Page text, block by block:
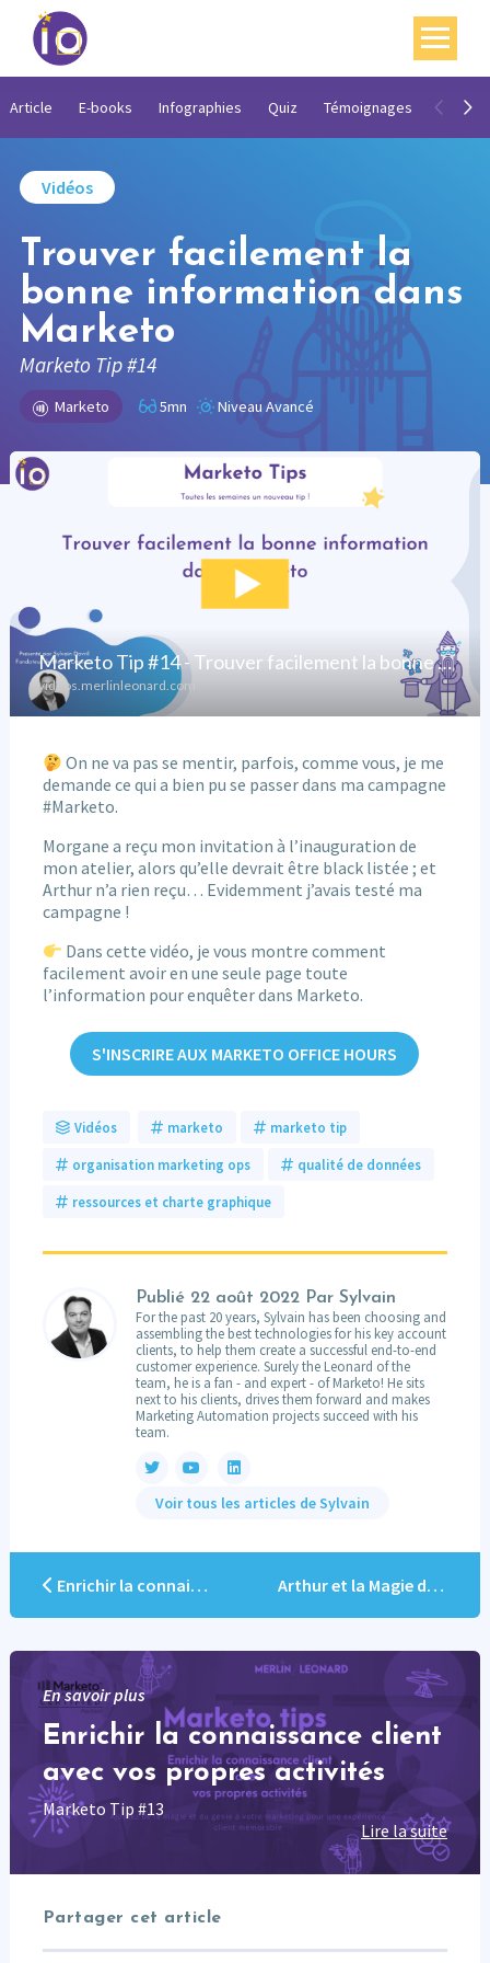
Vos enjeux
Académie
Ressources
Agenda
Contact
Mon compte
English
Article E-books Infographies Quiz Témoignages Vidéos
Vidéos
Trouver facilement la
bonne information dans
Marketo
Marketo Tip #14
Marketo 5mn Niveau Avancé
On ne va pas se mentir, parfois, comme vous, je me
demande ce qui a bien pu se passer dans ma campagne
#Marketo.
Morgane a reçu mon invitation à l’inauguration de
mon atelier, alors qu’elle devrait être black listée ; et
Arthur n’a rien reçu… Evidemment j’avais testé ma
campagne !
Dans cette vidéo, je vous montre comment
facilement avoir en une seule page toute
l’information pour enquêter dans Marketo.
S'INSCRIRE AUX MARKETO OFFICE HOURS
Vidéos marketo marketo tip
organisation marketing ops qualité de données
ressources et charte graphique
Publié 22 août 2022Par Sylvain
For the past 20 years, Sylvain has been choosing and
assembling the best technologies for his key account
clients, to help them create a successful end-to-end
customer experience. Surely the Leonard of the
team, he is a fan - and expert - of Marketo! He sits
next to his clients, drives them forward and makes
Marketing Automation projects succeed with his
team.
Voir tous les articles de Sylvain
Enrichir la connaissance client avec vos propres activités Arthur et la Magie de la Personnalisation des Emails Marketo
En savoir plus
Enrichir la connaissance client
avec vos propres activités
Marketo Tip #13
Lire la suite
Partager cet article